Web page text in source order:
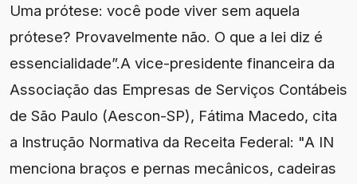
Uma prótese: você pode viver sem aquela
prótese? Provavelmente não. O que a lei diz é
essencialidade”.A vice-presidente financeira da
Associação das Empresas de Serviços Contábeis
de São Paulo (Aescon-SP), Fátima Macedo, cita
a Instrução Normativa da Receita Federal: "A IN
menciona braços e pernas mecânicos, cadeiras